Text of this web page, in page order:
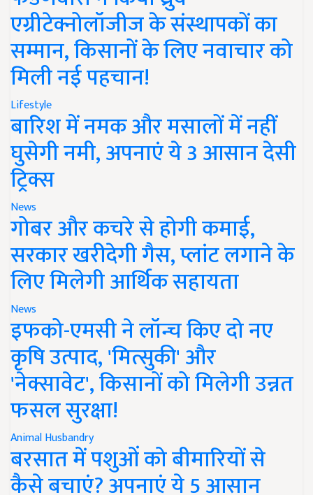
एग्रीटेक्नोलॉजीज के संस्थापकों का
सम्मान, किसानों के लिए नवाचार को
मिली नई पहचान!
Lifestyle
बारिश में नमक और मसालों में नहीं
घुसेगी नमी, अपनाएं ये 3 आसान देसी
ट्रिक्स
News
गोबर और कचरे से होगी कमाई,
सरकार खरीदेगी गैस, प्लांट लगाने के
लिए मिलेगी आर्थिक सहायता
News
इफको-एमसी ने लॉन्च किए दो नए
कृषि उत्पाद, 'मित्सुकी' और
'नेक्सावेट', किसानों को मिलेगी उन्नत
फसल सुरक्षा!
Animal Husbandry
बरसात में पशुओं को बीमारियों से
कैसे बचाएं? अपनाएं ये 5 आसान